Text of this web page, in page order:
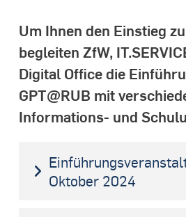
Um Ihnen den Einstieg
begleiten ZfW,
Digital Office die
GPT@RUB mit
Informations- und
Oktober 2024